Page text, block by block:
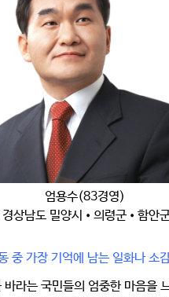
엄용수(83경영)
경상남도 밀양시•의령군•함안
중 가장 기억에 남는 일화나 소
라는 국민들의 엄중한 마음을